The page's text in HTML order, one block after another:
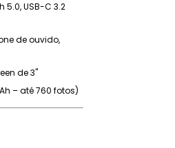
5.0, USB-C 3.2
de ouvido,
de 3"
– até 760 fotos)